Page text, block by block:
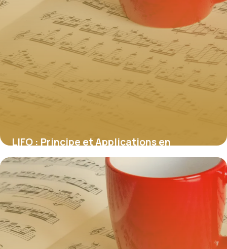
LIFO : Principe et Applications en
Programmation
28 mai 2026